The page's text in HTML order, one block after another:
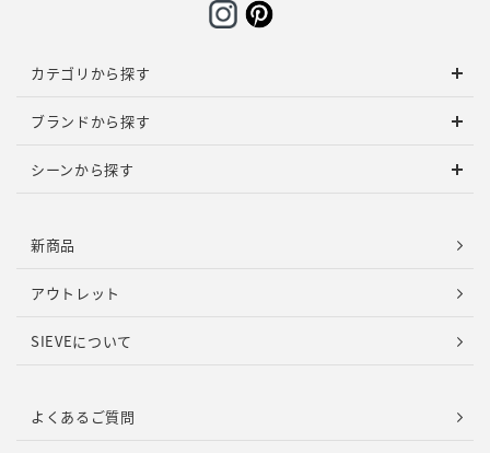
カテゴリから探す
ブランドから探す
シーンから探す
新商品
アウトレット
SIEVEについて
よくあるご質問